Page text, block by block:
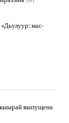
мас-
выпущена